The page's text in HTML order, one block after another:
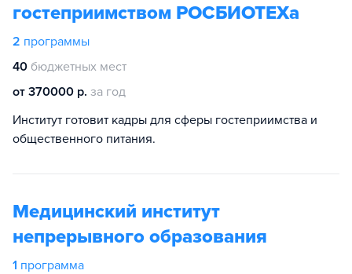
гостеприимством РОСБИОТЕХа
2 программы
40 бюджетных мест
от 370000 р. за год
Институт готовит кадры для сферы гостеприимства и
общественного питания.
Медицинский институт
непрерывного образования
1 программа